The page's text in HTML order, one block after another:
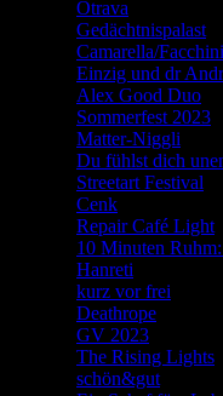
Otrava
Gedächtnispalast
Camarella/Facchini
Einzig und dr Andr
Alex Good Duo
Sommerfest 2023
Matter-Niggli
Du fühlst dich
Streetart Festival
Cenk
Repair Café Light
10 Minuten
Hanreti
kurz vor frei
Deathrope
GV 2023
The Rising Lights
schön&gut